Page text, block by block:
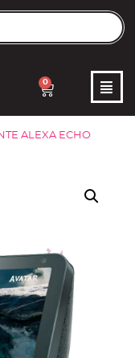
0
ALEXA ECHO